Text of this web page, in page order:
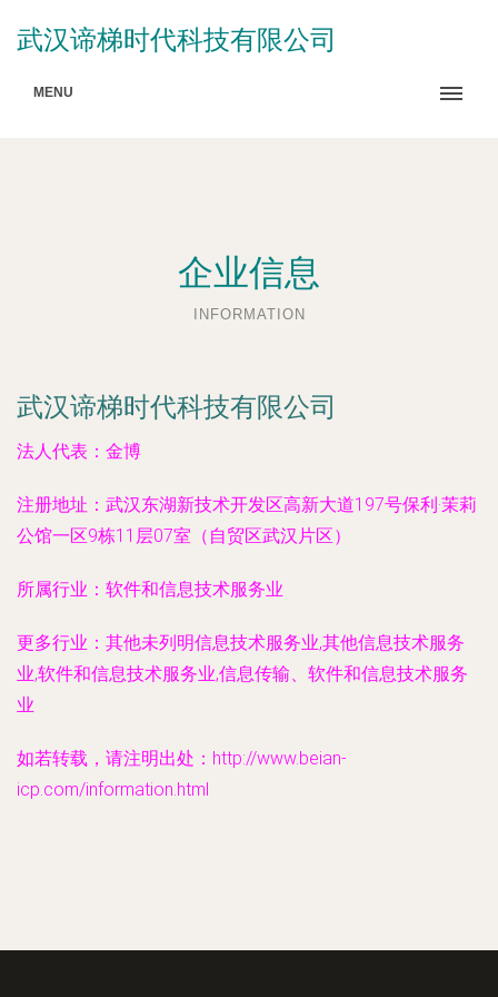
武汉谛梯时代科技有限公司
MENU
企业信息
INFORMATION
武汉谛梯时代科技有限公司
法人代表： 金博
注册地址： 武汉东湖新技术开发区高新大道197号保利·茉莉
公馆一区9栋11层07室（自贸区武汉片区）
所属行业： 软件和信息技术服务业
更多行业： 其他未列明信息技术服务业,其他信息技术服务
业,软件和信息技术服务业,信息传输、软件和信息技术服务
业
如若转载，请注明出处：http://www.beian-
icp.com/information.html